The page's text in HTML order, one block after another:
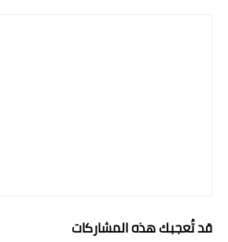
قد تُعجبك هذه المشاركات